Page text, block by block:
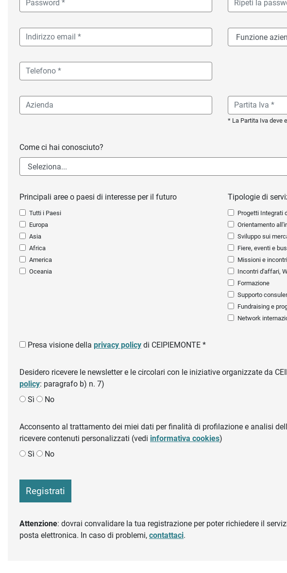
* La Partita Iva deve
Come ci hai conosciuto?
Principali aree o paesi di interesse per il futuro
Tutti i Paesi
Europa
Asia
Africa
America
Oceania
Tipologie di
Progetti Integrati
Orientamento
Sviluppo sui
Fiere, eventi e
Missioni e
Incontri d'affari,
Formazione
Supporto
Fundraising e
Network
Presa visione della privacy policy di CEIPIEMONTE *
Desidero ricevere le newsletter e le circolari con le iniziative organizzate da
policy: paragrafo b) n. 7)
Sì
No
Acconsento al trattamento dei miei dati per finalità di profilazione e analisi
ricevere contenuti personalizzati (vedi informativa cookies)
Sì
No
Registrati
Attenzione: dovrai convalidare la tua registrazione per poter richiedere il
posta elettronica. In caso di problemi, contattaci.